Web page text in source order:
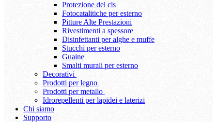
Protezione del cls
Fotocatalitiche per esterno
Pitture Alte Prestazioni
Rivestimenti a spessore
Disinfettanti per alghe e muffe
Stucchi per esterno
Guaine
Smalti murali per esterno
Decorativi
Prodotti per legno
Prodotti per metallo
Idrorepellenti per lapidei e laterizi
Chi siamo
Supporto